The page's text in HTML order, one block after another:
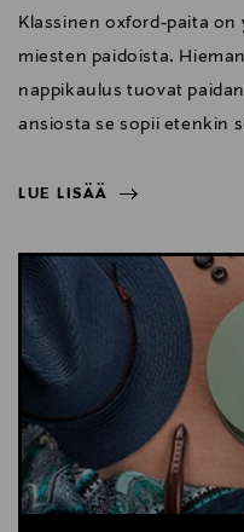
Klassinen oxford-paita
miesten paidoista.
nappikaulus tuovat
ansiosta se sopii etenkin
LUE LISÄÄ
LUE LISÄÄ